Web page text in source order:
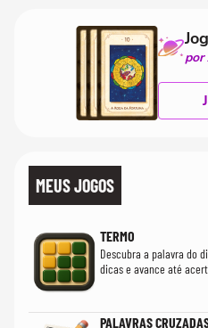
por
MEUS JOGOS
TERMO
Descubra a palavra do
dicas e avance até
PALAVRAS